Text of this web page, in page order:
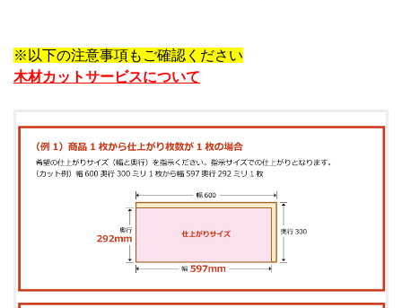
※以下の注意事項もご確認ください
木材カットサービスについて